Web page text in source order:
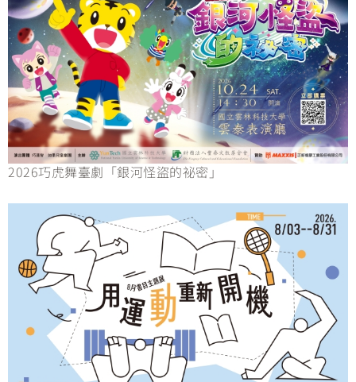
2026巧虎舞臺劇「銀河怪盜的祕密」